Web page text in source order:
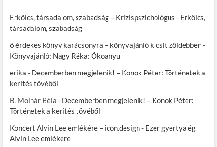
Erkölcs, társadalom, szabadság – Krízispszichológus - Erkölcs,
társadalom, szabadság
6 érdekes könyv karácsonyra – könyvajánló kicsit zöldebben-
Könyvajánló: Nagy Réka: Ökoanyu
erika - Decemberben megjelenik! – Konok Péter: Történetek a
kerítés tövéből
B. Molnár Béla - Decemberben megjelenik! – Konok Péter:
Történetek a kerítés tövéből
Koncert Alvin Lee emlékére – icon.design- Ezer gyertya ég
Alvin Lee emlékére